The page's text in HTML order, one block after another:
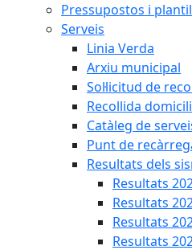
Pressupostos i
Serveis
Linia Verda
Arxiu municipal
Sol·licitud de
Recollida
Catàleg de
Punt de
Resultats dels
Resultats
Resultats
Resultats
Resultats